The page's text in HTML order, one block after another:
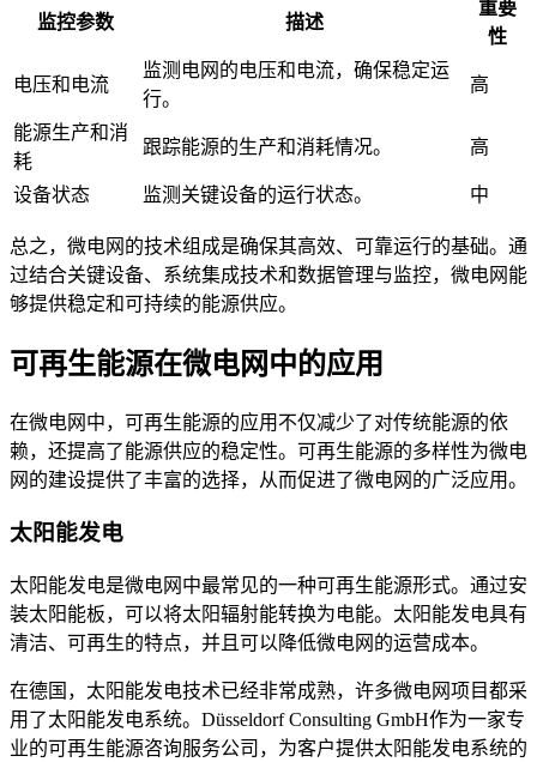
监控参数 描述
重要
性
电压和电流
监测电网的电压和电流，确保稳定运
行。
高
能源生产和消
耗
跟踪能源的生产和消耗情况。 高
设备状态 监测关键设备的运行状态。 中
总之，微电网的技术组成是确保其高效、可靠运行的基础。通
过结合关键设备、系统集成技术和数据管理与监控，微电网能
够提供稳定和可持续的能源供应。
可再生能源在微电网中的应用
在微电网中，可再生能源的应用不仅减少了对传统能源的依
赖，还提高了能源供应的稳定性。可再生能源的多样性为微电
网的建设提供了丰富的选择，从而促进了微电网的广泛应用。
太阳能发电
太阳能发电是微电网中最常见的一种可再生能源形式。通过安
装太阳能板，可以将太阳辐射能转换为电能。太阳能发电具有
清洁、可再生的特点，并且可以降低微电网的运营成本。
在德国，太阳能发电技术已经非常成熟，许多微电网项目都采
用了太阳能发电系统。Düsseldorf Consulting GmbH作为一家专
业的可再生能源咨询服务公司，为客户提供太阳能发电系统的